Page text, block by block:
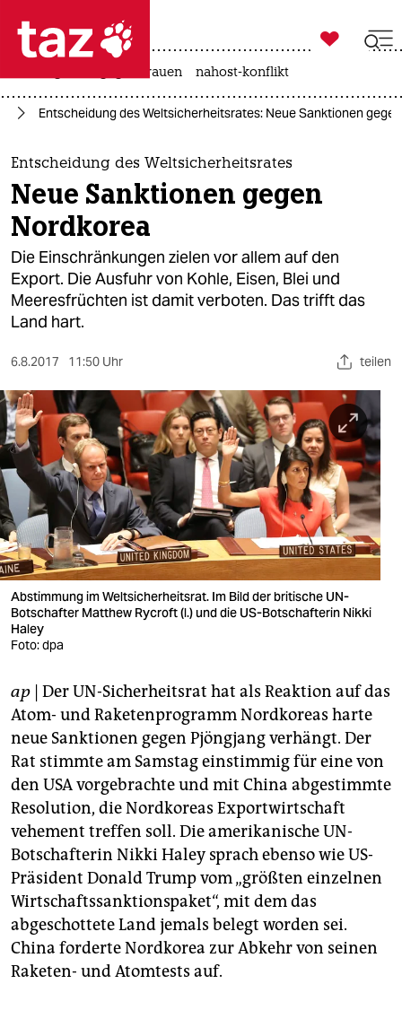
 taz zahl ich
taz zahl ich
themen
politik
öko
gesellschaft
kultur
sport
berlin
nord
wahrheit
verlag
verlag
veranstaltungen
shop
unterstützen
abo
genossenschaft
epaper login

taz zahl ich
gewalt gegen frauen nahost-konflikt
Entscheidung des Weltsicherheitsrates: Neue Sanktionen
Entscheidung des Weltsicherheitsrates
Neue Sanktionen gegen
Nordkorea
Die Einschränkungen zielen vor allem auf den
Export. Die Ausfuhr von Kohle, Eisen, Blei und
Meeresfrüchten ist damit verboten. Das trifft das
Land hart.
6.8.2017 11:50 Uhr teilen
Abstimmung im Weltsicherheitsrat. Im Bild der britische UN-
Botschafter Matthew Rycroft (l.) und die US-Botschafterin Nikki
Haley
Foto: dpa
ap | Der UN-Sicherheitsrat hat als Reaktion auf das
Atom- und Raketenprogramm Nordkoreas harte
neue Sanktionen gegen Pjöngjang verhängt. Der
Rat stimmte am Samstag einstimmig für eine von
den USA vorgebrachte und mit China abgestimmte
Resolution, die Nordkoreas Exportwirtschaft
vehement treffen soll. Die amerikanische UN-
Botschafterin Nikki Haley sprach ebenso wie US-
Präsident Donald Trump vom „größten einzelnen
Wirtschaftssanktionspaket“, mit dem das
abgeschottete Land jemals belegt worden sei.
China forderte Nordkorea zur Abkehr von seinen
Raketen- und Atomtests auf.